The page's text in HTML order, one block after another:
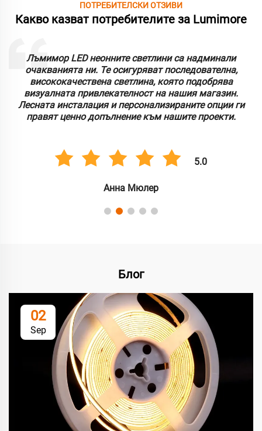
ПОТРЕБИТЕЛСКИ ОТЗИВИ
Какво казват потребителите за Lumimore
Лъмимор LED неонните светлини са надминали
очакванията ни. Те осигуряват последователна,
висококачествена светлина, която подобрява
визуалната привлекателност на нашия магазин.
Лесната инсталация и персонализираните опции ги
правят ценно допълнение към нашите проекти.
5.0
Анна Мюлер
Блог
02
Sep